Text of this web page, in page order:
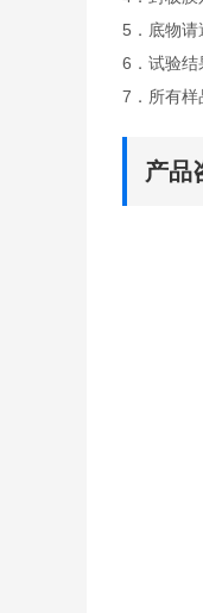
5．底物请
6．试验结
7．所有样
产品